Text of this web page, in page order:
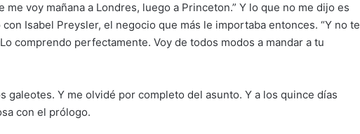
me voy mañana a Londres, luego a Princeton.” Y lo que no me dijo es
Isabel Preysler, el negocio que más le importaba entonces. “Y no te
comprendo perfectamente. Voy de todos modos a mandar a tu
galeotes. Y me olvidé por completo del asunto. Y a los quince días
con el prólogo.